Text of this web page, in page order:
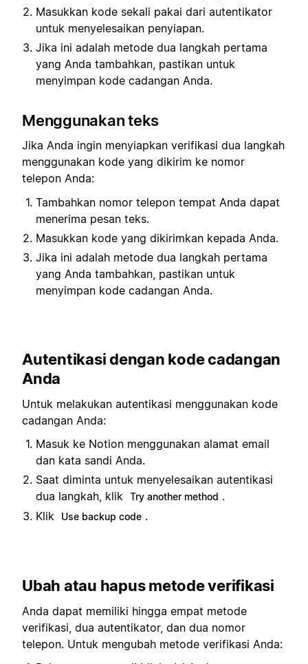
Masukkan kode sekali pakai dari autentikator
untuk menyelesaikan penyiapan.
Jika ini adalah metode dua langkah pertama
yang Anda tambahkan, pastikan untuk
menyimpan kode cadangan Anda.
Menggunakan teks
Jika Anda ingin menyiapkan verifikasi dua langkah
menggunakan kode yang dikirim ke nomor
telepon Anda:
Tambahkan nomor telepon tempat Anda dapat
menerima pesan teks.
Masukkan kode yang dikirimkan kepada Anda.
Jika ini adalah metode dua langkah pertama
yang Anda tambahkan, pastikan untuk
menyimpan kode cadangan Anda.
Autentikasi dengan kode cadangan
Anda
Untuk melakukan autentikasi menggunakan kode
cadangan Anda:
Masuk ke Notion menggunakan alamat email
dan kata sandi Anda.
Saat diminta untuk menyelesaikan autentikasi
dua langkah, klik
Try another method .
Klik
Use backup code .
Ubah atau hapus metode verifikasi
Anda dapat memiliki hingga empat metode
verifikasi, dua autentikator, dan dua nomor
telepon. Untuk mengubah metode verifikasi Anda: